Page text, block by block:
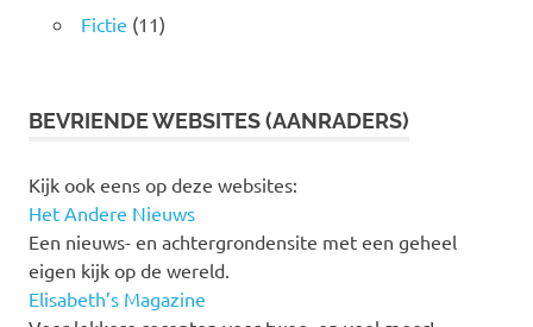
Fictie (11)
BEVRIENDE WEBSITES (AANRADERS)
Kijk ook eens op deze websites:
Het Andere Nieuws
Een nieuws- en achtergrondensite met een geheel
eigen kijk op de wereld.
Elisabeth’s Magazine